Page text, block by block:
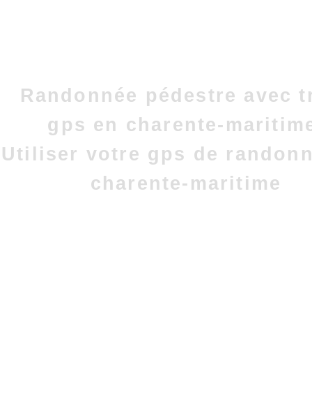
Randonnée pédestre avec
gps en charente-
Utiliser votre gps de
charente-maritime